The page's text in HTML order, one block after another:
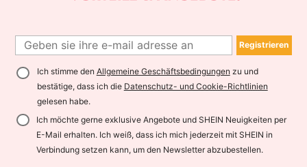
Registrieren
Ich stimme den Allgemeine Geschäftsbedingungen zu und
bestätige, dass ich die Datenschutz- und Cookie-Richtlinien
gelesen habe.
Ich möchte gerne exklusive Angebote und SHEIN Neuigkeiten per
E-Mail erhalten. Ich weiß, dass ich mich jederzeit mit SHEIN in
Verbindung setzen kann, um den Newsletter abzubestellen.